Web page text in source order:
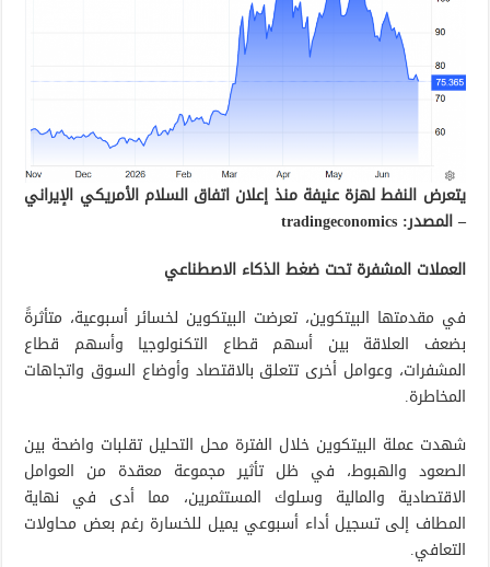
يتعرض النفط لهزة عنيفة منذ إعلان اتفاق السلام الأمريكي الإيراني
– المصدر: tradingeconomics
العملات المشفرة تحت ضغط الذكاء الاصطناعي
في مقدمتها البيتكوين، تعرضت البيتكوين لخسائر أسبوعية، متأثرةً
بضعف العلاقة بين أسهم قطاع التكنولوجيا وأسهم قطاع
المشفرات، وعوامل أخرى تتعلق بالاقتصاد وأوضاع السوق واتجاهات
المخاطرة.
شهدت عملة البيتكوين خلال الفترة محل التحليل تقلبات واضحة بين
الصعود والهبوط، في ظل تأثير مجموعة معقدة من العوامل
الاقتصادية والمالية وسلوك المستثمرين، مما أدى في نهاية
المطاف إلى تسجيل أداء أسبوعي يميل للخسارة رغم بعض محاولات
التعافي.